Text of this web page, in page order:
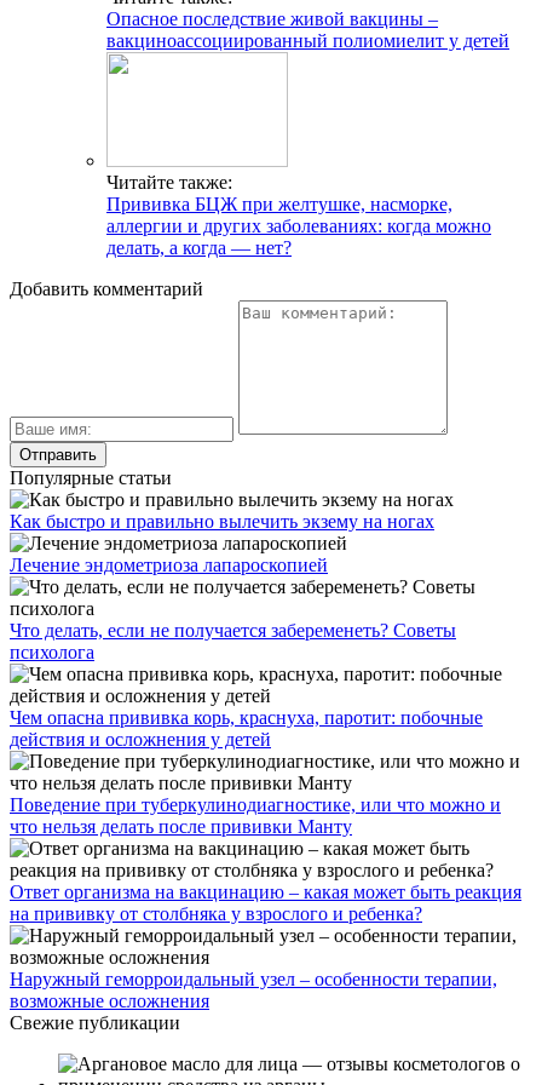
Опасное последствие живой вакцины –
вакциноассоциированный полиомиелит у детей
Читайте также:
Прививка БЦЖ при желтушке, насморке,
аллергии и других заболеваниях: когда можно
делать, а когда — нет?
Добавить комментарий
Популярные статьи
Как быстро и правильно вылечить экзему на ногах
Лечение эндометриоза лапароскопией
Что делать, если не получается забеременеть? Советы
психолога
Чем опасна прививка корь, краснуха, паротит: побочные
действия и осложнения у детей
Поведение при туберкулинодиагностике, или что можно и
что нельзя делать после прививки Манту
Ответ организма на вакцинацию – какая может быть реакция
на прививку от столбняка у взрослого и ребенка?
Наружный геморроидальный узел – особенности терапии,
возможные осложнения
Свежие публикации